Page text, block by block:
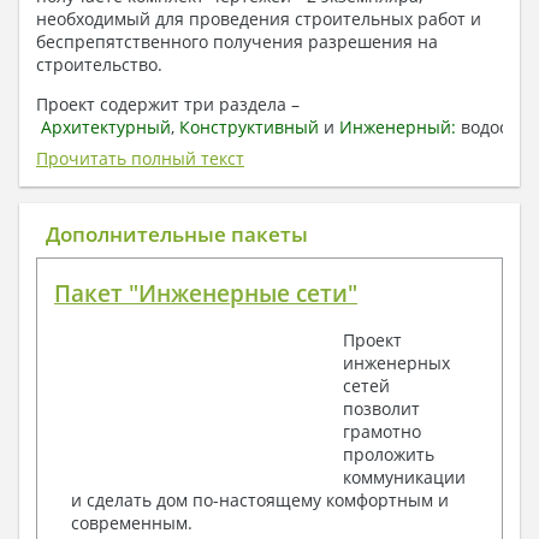
необходимый для проведения строительных работ и
беспрепятственного получения разрешения на
строительство.
Проект содержит три раздела –
Архитектурный, Конструктивный и Инженерный:
отопление, вентиляция, канализация,
электроснабжение (приобретается за дополнительную
плату) + Пояснительная записка.
1. Архитектурный раздел:
План координационных осей
Поэтажные маркировочные планы с
Разрезы и состав конструкций
Фасады с ведомостью внешних отделок
Элементы проемов – спецификация
Ведомость перемычек – сечения и
спецификация
Экспликация полов
Прочитать полный текст
Дополнительные пакеты
Пакет "Инженерные сети"
Проект
инженерных
сетей
позволит
грамотно
проложить
коммуникации
и сделать дом по-настоящему комфортным и
современным.